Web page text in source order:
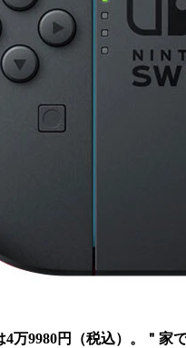
4万9980円（税込）。＂家